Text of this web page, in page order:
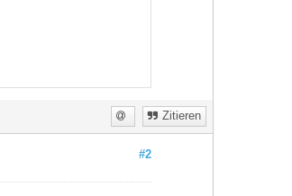
Zitieren
#2